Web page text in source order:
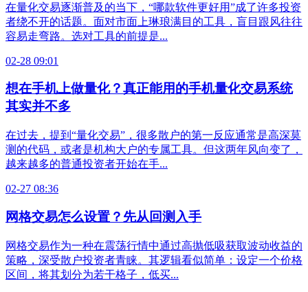
在量化交易逐渐普及的当下，“哪款软件更好用”成了许多投资
者绕不开的话题。面对市面上琳琅满目的工具，盲目跟风往往
容易走弯路。选对工具的前提是...
02-28 09:01
想在手机上做量化？真正能用的手机量化交易系统
其实并不多
在过去，提到“量化交易”，很多散户的第一反应通常是高深莫
测的代码，或者是机构大户的专属工具。但这两年风向变了，
越来越多的普通投资者开始在手...
02-27 08:36
网格交易怎么设置？先从回测入手
网格交易作为一种在震荡行情中通过高抛低吸获取波动收益的
策略，深受散户投资者青睐。其逻辑看似简单：设定一个价格
区间，将其划分为若干格子，低买...